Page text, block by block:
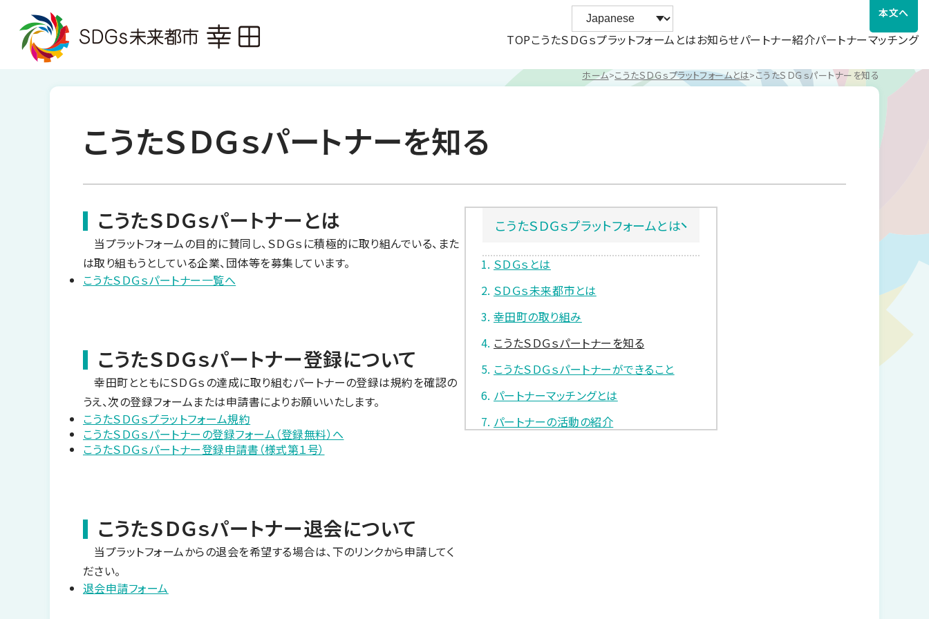
本文へ
TOPこうたＳＤＧｓプラットフォームとはお知らせパートナー紹介パートナーマッチング
ホーム こうたＳＤＧｓプラットフォームとは こうたＳＤＧｓパートナーを知る
こうたＳＤＧｓパートナーを知る
こうたＳＤＧｓパートナーとは
当プラットフォームの目的に賛同し、ＳＤＧｓに積極的に取り組んでいる、また
は取り組もうとしている企業、団体等を募集しています。
こうたＳＤＧｓパートナー一覧へ
こうたＳＤＧｓパートナー登録について
幸田町とともにＳＤＧｓの達成に取り組むパートナーの登録は規約を確認の
うえ、次の登録フォームまたは申請書によりお願いいたします。
こうたＳＤＧｓプラットフォーム規約
こうたＳＤＧｓパートナーの登録フォーム（登録無料）へ
こうたＳＤＧｓパートナー登録申請書（様式第１号）
こうたＳＤＧｓパートナー退会について
当プラットフォームからの退会を希望する場合は、下のリンクから申請してく
ださい。
退会申請フォーム
こうたＳＤＧｓプラットフォームとは
ＳＤＧｓとは
ＳＤＧｓ未来都市とは
幸田町の取り組み
こうたＳＤＧｓパートナーを知る
こうたＳＤＧｓパートナーができること
パートナーマッチングとは
パートナーの活動の紹介